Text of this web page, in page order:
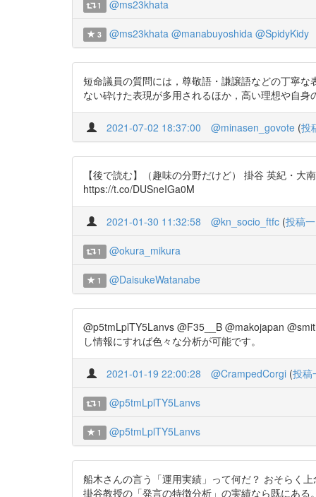
1 @ms23khata
3 @ms23khata @manabuyoshida @SpidyKidy
短命議員の質問には，尊敬語・謙譲語などの丁寧
ない砕けた表現が多用されるほか，高い理想や自
2021-07-02 18:37:00 @minasen_govote (投
【後で読む】（趣味の分野だけど） 掛谷 英紀・
https://t.co/DUSneIGa0M
2021-01-30 11:32:58 @kn_socio_ftfc (投稿
1 @okura_mikura
1 @DaisukeWatanabe
@p5tmLplTY5Lanvs @F35__B @makojapan
し情報にすれば色々な分析が可能です。
2021-01-19 22:00:28 @CrampedCorgi (投稿
1 @p5tmLplTY5Lanvs
1 @p5tmLplTY5Lanvs
船木さんの言う「運用実績」って何だ？ おそらく
掛谷教授の「発言の特徴分析」の実績なら既にあ